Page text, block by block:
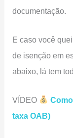
documentação.
E caso você
de isenção em
abaixo, lá tem
VÍDEO
taxa OAB)